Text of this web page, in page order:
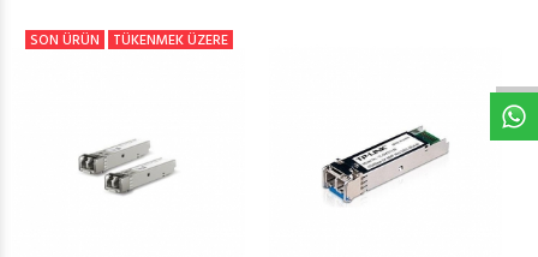
SON ÜRÜN TÜKENMEK ÜZERE